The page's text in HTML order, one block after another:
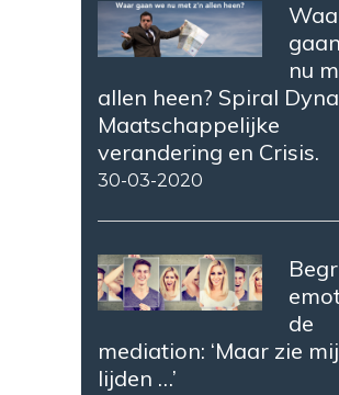
nu
allen heen? Spiral
Maatschappelijke
verandering en Crisis.
30-03-2020
de
mediation: ‘Maar zie
lijden …’